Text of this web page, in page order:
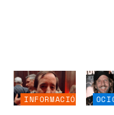
INFORMACIÓN